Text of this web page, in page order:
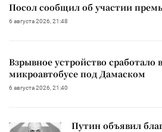
Посол сообщил об участии
6 августа 2026, 21:48
Взрывное устройство сработало
микроавтобусе под Дамаском
6 августа 2026, 21:40
Путин объявил